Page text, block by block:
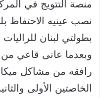
منصة التتويج في
نصب عينيه الاحتفاظ
بطولتي لبنان
وبعدما عانى قاعي
رافقه من مشاكل
الخاصتين الأولى